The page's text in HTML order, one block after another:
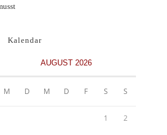
Kalendar
AUGUST 2026
M D M D F S S
1 2